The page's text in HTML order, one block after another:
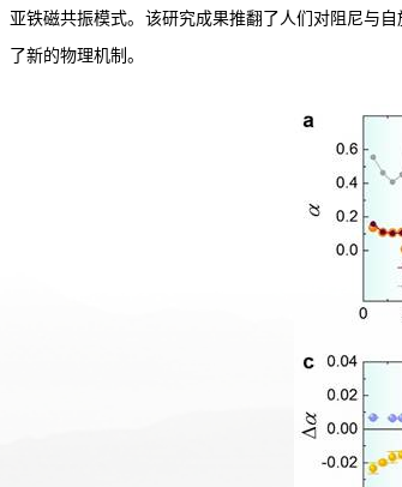
亚铁磁共振模式。该研究成果推翻了人们对阻尼与
了新的物理机制。